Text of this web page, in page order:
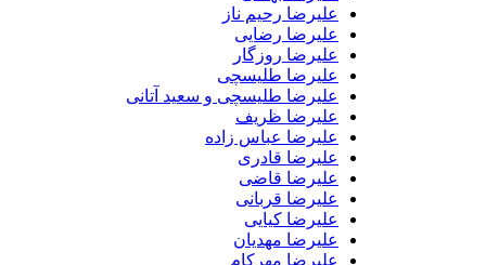
علیرضا رحیم ناز
علیرضا رضایی
علیرضا روزگار
علیرضا طلیسچی
علیرضا طلیسچی و سعید آتانی
علیرضا ظریف
علیرضا عباس زاده
علیرضا قادری
علیرضا قاضی
علیرضا قربانی
علیرضا کیایی
علیرضا مهدیان
علیرضا مهرکام